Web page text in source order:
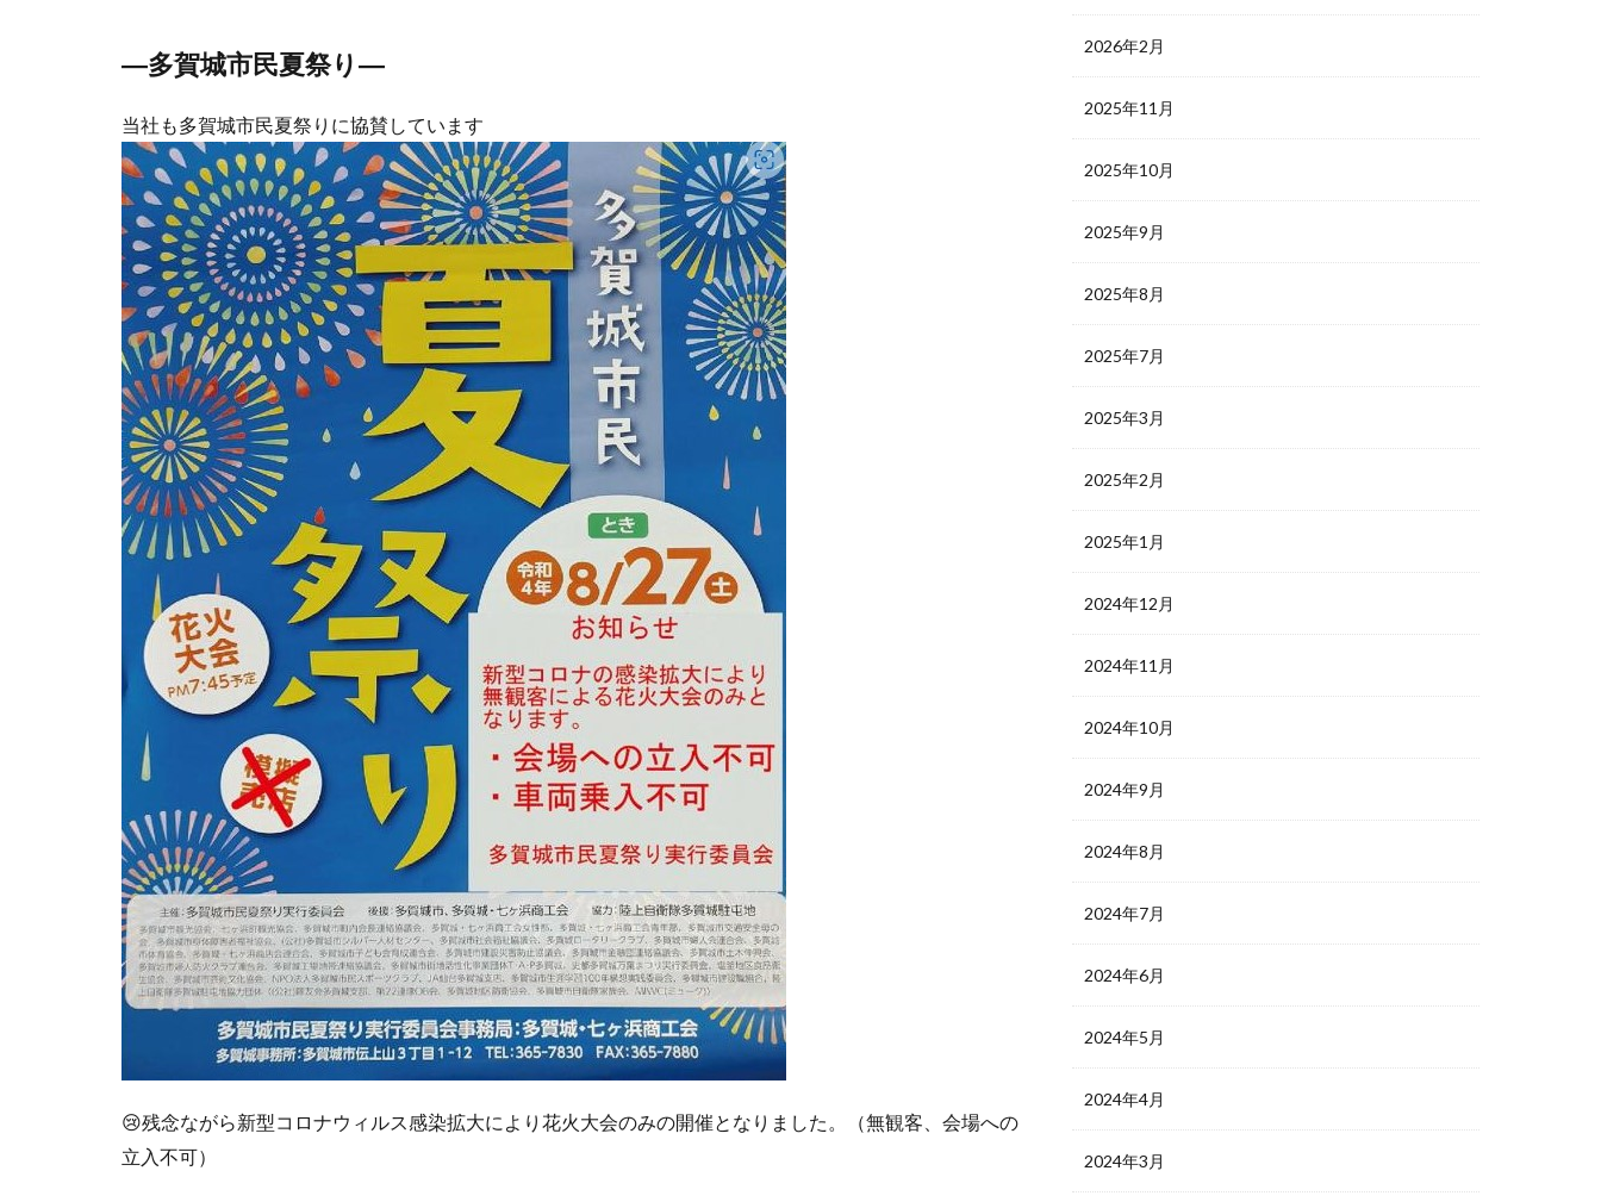
―多賀城市民夏祭り―
当社も多賀城市民夏祭りに協賛しています
😢残念ながら新型コロナウィルス感染拡大により花火大会のみの開催となりました。（無観客、会場への
立入不可）
2026年2月
2025年11月
2025年10月
2025年9月
2025年8月
2025年7月
2025年3月
2025年2月
2025年1月
2024年12月
2024年11月
2024年10月
2024年9月
2024年8月
2024年7月
2024年6月
2024年5月
2024年4月
2024年3月